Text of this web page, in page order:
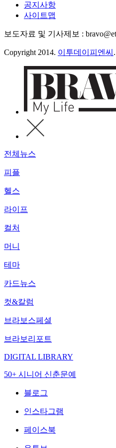
공지사항
사이트맵
보도자료 및 기사제보 :
Copyright 2014. 이투데이피엔씨
전체뉴스
피플
헬스
라이프
컬처
머니
테마
카드뉴스
컷&칼럼
브라보스페셜
브라보리포트
DIGITAL LIBRARY
50+ 시니어 신춘문예
블로그
인스타그램
페이스북